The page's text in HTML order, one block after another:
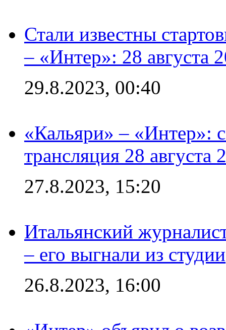
Стали известны
– «Интер»: 28 августа
29.8.2023, 00:40
«Кальяри» – «Интер»:
трансляция 28 августа
27.8.2023, 15:20
Итальянский
– его выгнали из студии
26.8.2023, 16:00